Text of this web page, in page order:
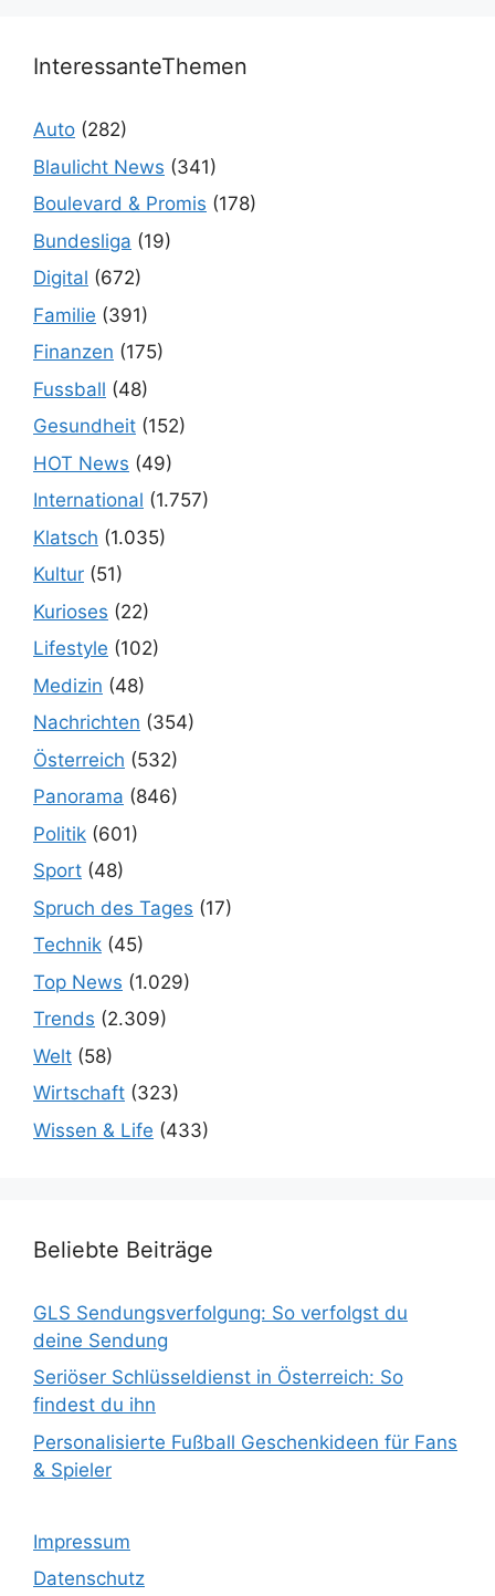
InteressanteThemen
Auto (282)
Blaulicht News (341)
Boulevard & Promis (178)
Bundesliga (19)
Digital (672)
Familie (391)
Finanzen (175)
Fussball (48)
Gesundheit (152)
HOT News (49)
International (1.757)
Klatsch (1.035)
Kultur (51)
Kurioses (22)
Lifestyle (102)
Medizin (48)
Nachrichten (354)
Österreich (532)
Panorama (846)
Politik (601)
Sport (48)
Spruch des Tages (17)
Technik (45)
Top News (1.029)
Trends (2.309)
Welt (58)
Wirtschaft (323)
Wissen & Life (433)
Beliebte Beiträge
GLS Sendungsverfolgung: So verfolgst du
deine Sendung
Seriöser Schlüsseldienst in Österreich: So
findest du ihn
Personalisierte Fußball Geschenkideen für Fans
& Spieler
Impressum
Datenschutz